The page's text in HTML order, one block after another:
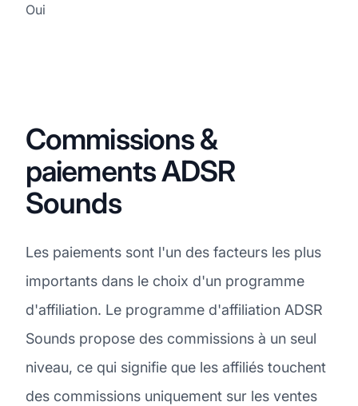
Oui
Commissions &
paiements ADSR
Sounds
Les paiements sont l'un des facteurs les plus
importants dans le choix d'un programme
d'affiliation. Le programme d'affiliation ADSR
Sounds propose des commissions à un seul
niveau, ce qui signifie que les affiliés touchent
des commissions uniquement sur les ventes